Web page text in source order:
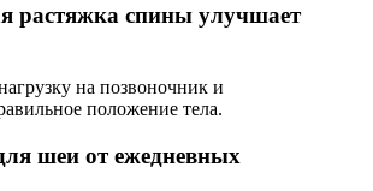
растяжка спины улучшает
на позвоночник и
положение тела.
шеи от ежедневных